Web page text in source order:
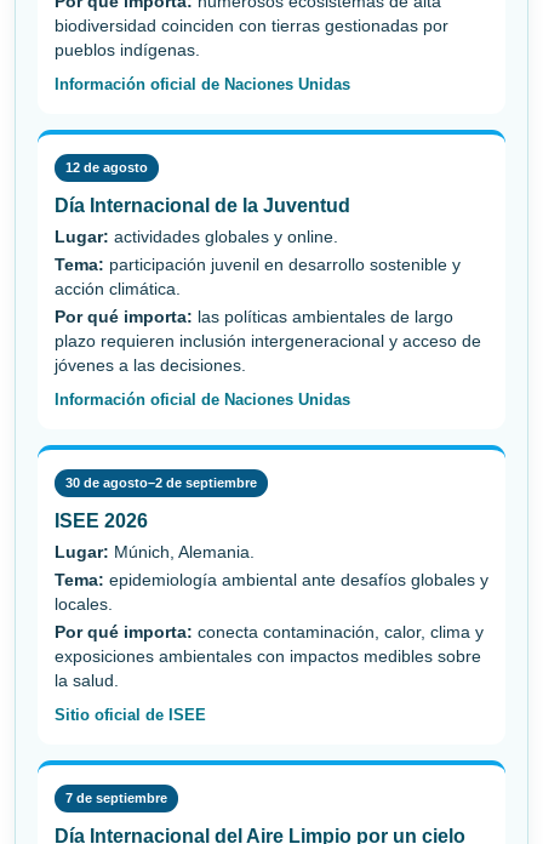
biodiversidad coinciden con tierras gestionadas por
pueblos indígenas.
Información oficial de Naciones Unidas
12 de agosto
Día Internacional de la Juventud
Lugar: actividades globales y online.
Tema: participación juvenil en desarrollo sostenible y
acción climática.
Por qué importa: las políticas ambientales de largo
plazo requieren inclusión intergeneracional y acceso de
jóvenes a las decisiones.
Información oficial de Naciones Unidas
30 de agosto–2 de septiembre
ISEE 2026
Lugar: Múnich, Alemania.
Tema: epidemiología ambiental ante desafíos globales y
locales.
Por qué importa: conecta contaminación, calor, clima y
exposiciones ambientales con impactos medibles sobre
la salud.
Sitio oficial de ISEE
7 de septiembre
Día Internacional del Aire Limpio por un cielo